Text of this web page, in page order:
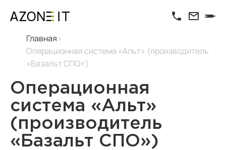
Главная
Операционная система «Альт» (производитель
«Базальт СПО»)
Операционная
система «Альт»
(производитель
«Базальт СПО»)